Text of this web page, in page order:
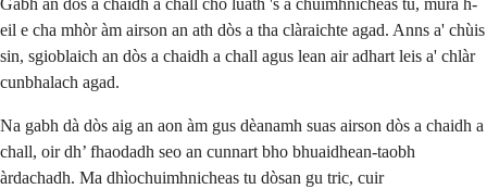
eil e cha mhòr àm airson an ath dòs a tha clàraichte agad. Anns a' chùis
sin, sgioblaich an dòs a chaidh a chall agus lean air adhart leis a' chlàr
cunbhalach agad.
Na gabh dà dòs aig an aon àm gus dèanamh suas airson dòs a chaidh a
chall, oir dh’ fhaodadh seo an cunnart bho bhuaidhean-taobh
àrdachadh. Ma dhìochuimhnicheas tu dòsan gu tric, cuir